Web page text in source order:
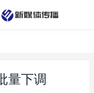
量下调